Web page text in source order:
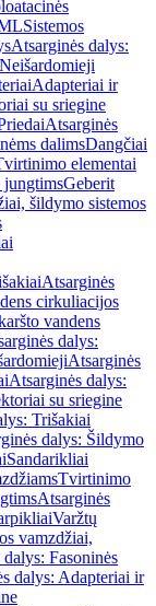
Sistemos
Atsarginės dalys:
Neišardomieji
Adapteriai ir
su sriegine
Atsarginės
dalimsDangčiai
elementai
jungtimsGeberit
šildymo sistemos
Atsarginės
cirkuliacijos
vandens
dalys:
Atsarginės
Atsarginės dalys:
su sriegine
Trišakiai
dalys: Šildymo
Sandarikliai
Tvirtinimo
Atsarginės
Varžtų
vamzdžiai,
Fasoninės
dalys: Adapteriai ir